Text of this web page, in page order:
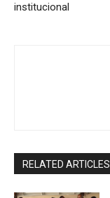
institucional
RELATED ARTICLES